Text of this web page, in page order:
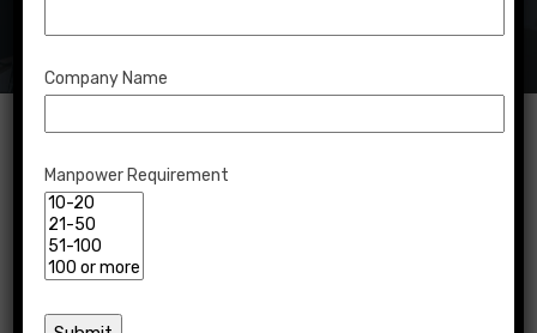
Company Name
Manpower Requirement